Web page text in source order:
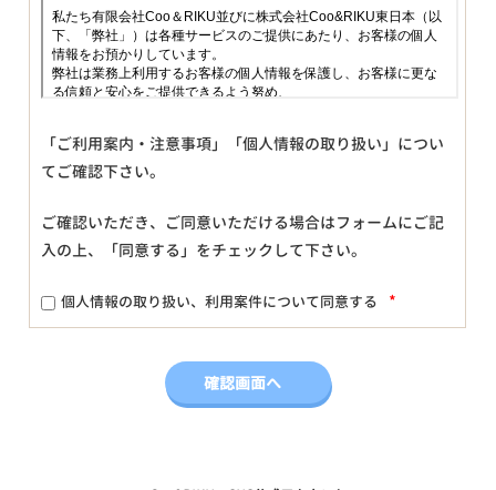
「ご利用案内・注意事項」「個人情報の取り扱い」につい
てご確認下さい。
ご確認いただき、ご同意いただける場合はフォームにご記
入の上、「同意する」をチェックして下さい。
個人情報の取り扱い、利用案件について同意する *